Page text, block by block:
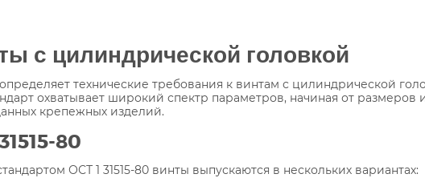
с цилиндрической головкой
определяет технические требования к винтам с цилиндрической
охватывает широкий спектр параметров, начиная от размеров
крепежных изделий.
31515-80
ОСТ 1 31515-80 винты выпускаются в нескольких вариантах: